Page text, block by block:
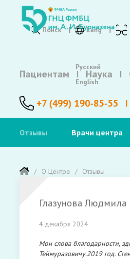
Поиск Lang
Русский
English
Пациентам Наука
+7 (499) 190-85-55
Отзывы Врачи центра
О Центре Отзывы
Глазунова Людмила
4 декабря 2024
Мои слова благодарности,
Теймуразовичу.2019 год.